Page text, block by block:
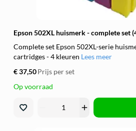
Epson 502XL huismerk - complete set
Complete set Epson 502XL-serie
cartridges - 4 kleuren Lees meer
€ 37,50Prijs per set
Op voorraad
add